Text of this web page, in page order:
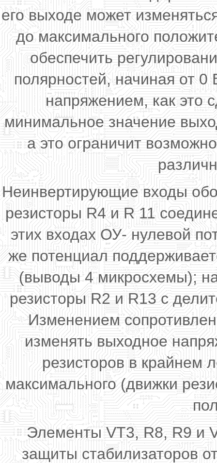
его выходе может
до максимального
обеспечить
полярностей, начиная от
напряжением, как это
минимальное значение
а это ограничит
Неинвертирующие входы
резисторы R4 и R 11
этих входах ОУ- нулевой
же потенциал
(выводы 4 микросхемы);
резисторы R2 и R13 с
Изменением
изменять выходное
резисторов в крайнем
максимального (движки
Элементы VT3, R8, R9 и
защиты стабилизаторов